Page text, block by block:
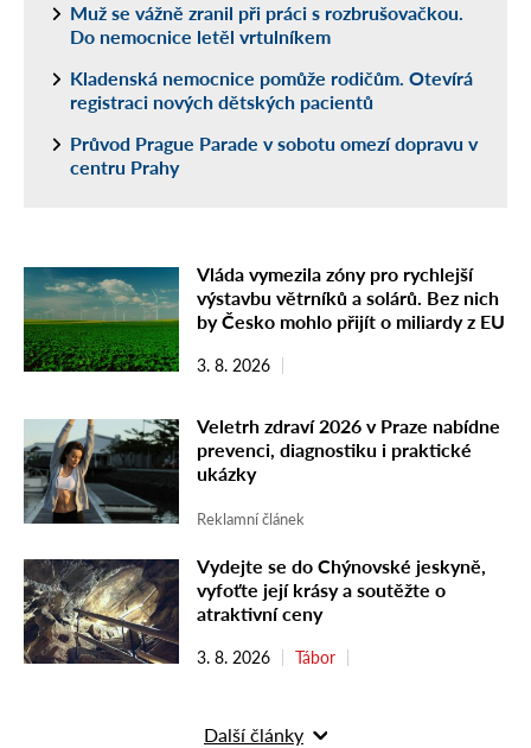
Muž se vážně zranil při práci s rozbrušovačkou.
Do nemocnice letěl vrtulníkem
Kladenská nemocnice pomůže rodičům. Otevírá
registraci nových dětských pacientů
Průvod Prague Parade v sobotu omezí dopravu v
centru Prahy
Vláda vymezila zóny pro rychlejší
výstavbu větrníků a solárů. Bez nich
by Česko mohlo přijít o miliardy z EU
3. 8. 2026
Veletrh zdraví 2026 v Praze nabídne
prevenci, diagnostiku i praktické
ukázky
Reklamní článek
Vydejte se do Chýnovské jeskyně,
vyfoťte její krásy a soutěžte o
atraktivní ceny
3. 8. 2026 Tábor
Další články